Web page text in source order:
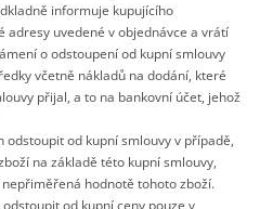
informuje kupujícího
adresy uvedené v objednávce a vrátí
o odstoupení od kupní smlouvy
včetně nákladů na dodání, které
přijal, a to na bankovní účet, jehož
odstoupit od kupní smlouvy v případě,
na základě této kupní smlouvy,
hodnotě tohoto zboží.
od kupní ceny pouze v